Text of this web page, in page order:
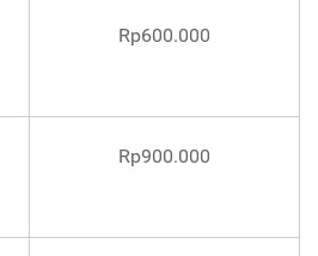
Rp600.000
Rp900.000